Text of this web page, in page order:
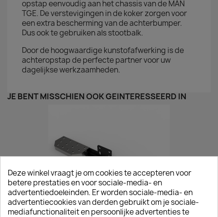
opstap eenvoudig aan het chassis van de MAN
TGE. De verstevigingen in de koker zorgen voor
een extra bescherming van de achterbumper.
Dus ook te gebruiken als stootbalk.
Door de hoogwaardige kunstofafwerking is de
achteropstap de perfecte partner voor uw
dagelijkse werkzaamheden.
JE BENT MISSCHIEN OOK GEÏNTERESSEERD IN
Deze winkel vraagt je om cookies te accepteren voor
betere prestaties en voor sociale-media- en
advertentiedoeleinden. Er worden sociale-media- en
advertentiecookies van derden gebruikt om je sociale-
mediafunctionaliteit en persoonlijke advertenties te